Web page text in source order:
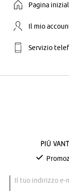
Pagina
Il mio
Servizio
Più
Il tuo indirizzo e-